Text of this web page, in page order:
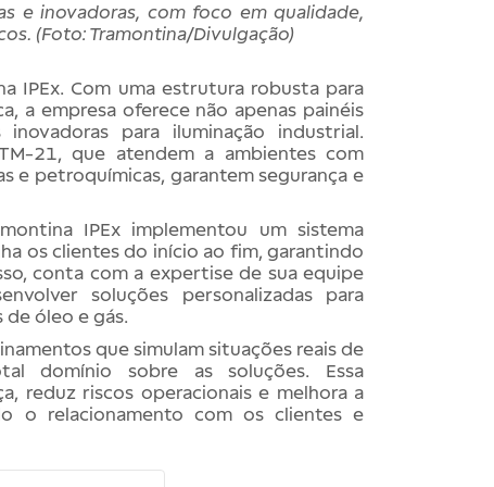
e inovadoras, com foco em qualidade,
(Foto: Tramontina/Divulgação)
IPEx. Com uma estrutura robusta para
a empresa oferece não apenas painéis
para iluminação industrial.
21, que atendem a ambientes com
e petroquímicas, garantem segurança e
IPEx implementou um sistema
os clientes do início ao fim, garantindo
conta com a expertise de sua equipe
soluções personalizadas para
óleo e gás.
que simulam situações reais de
domínio sobre as soluções. Essa
reduz riscos operacionais e melhora a
o relacionamento com os clientes e